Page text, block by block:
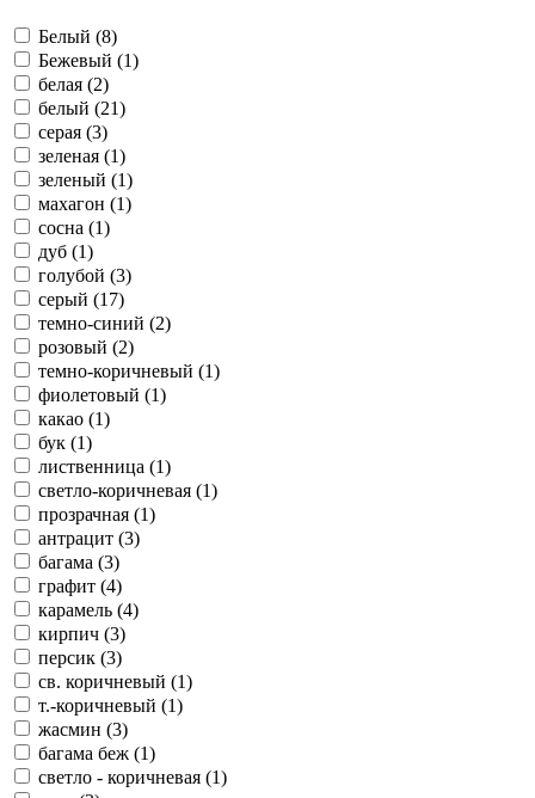
Белый (8)
Бежевый (1)
белая (2)
белый (21)
серая (3)
зеленая (1)
зеленый (1)
махагон (1)
сосна (1)
дуб (1)
голубой (3)
серый (17)
темно-синий (2)
розовый (2)
темно-коричневый (1)
фиолетовый (1)
какао (1)
бук (1)
лиственница (1)
светло-коричневая (1)
прозрачная (1)
антрацит (3)
багама (3)
графит (4)
карамель (4)
кирпич (3)
персик (3)
св. коричневый (1)
т.-коричневый (1)
жасмин (3)
багама беж (1)
светло - коричневая (1)